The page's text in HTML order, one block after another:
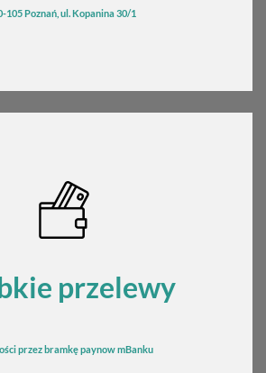
105 Poznań, ul. Kopanina 30/1
przelewy
przez bramkępaynow mBanku